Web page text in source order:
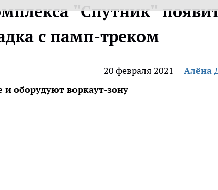
"Спутник"
с памп-треком
20 февраля 2021
Алёна
и оборудуют воркаут-зону